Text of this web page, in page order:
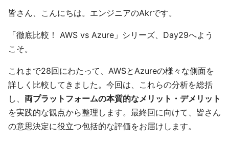
皆さん、こんにちは。エンジニアのAkrです。
「徹底比較！ AWS vs Azure」シリーズ、Day29へよう
こそ。
これまで28回にわたって、AWSとAzureの様々な側面を
詳しく比較してきました。今回は、これらの分析を総括
し、 両プラットフォームの本質的なメリット・デメリット
を実践的な観点から整理します。最終回に向けて、皆さん
の意思決定に役立つ包括的な評価をお届けします。